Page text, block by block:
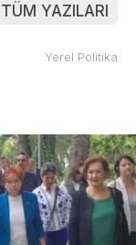
TÜM YAZILARI
Yerel Politika